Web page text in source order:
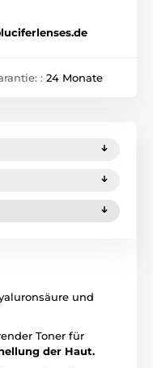
: 24 Monate
und
Toner für
der Haut.